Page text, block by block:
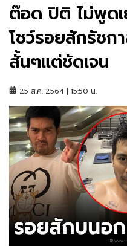
ต๊อด ปิติ ไม่พูด
โชว์รอยสักรัชก
สั้นๆแต่ชัดเจน
25 ส.ค. 2564 | 15:50 น.